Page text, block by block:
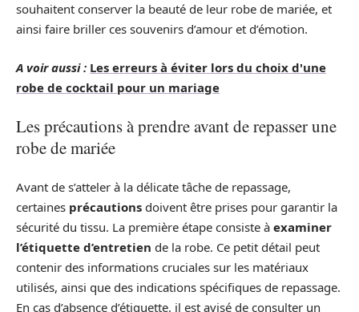
souhaitent conserver la beauté de leur robe de mariée, et
ainsi faire briller ces souvenirs d’amour et d’émotion.
A voir aussi : Les erreurs à éviter lors du choix d'une
robe de cocktail pour un mariage
Les précautions à prendre avant de repasser une
robe de mariée
Avant de s’atteler à la délicate tâche de repassage,
certaines précautions doivent être prises pour garantir la
sécurité du tissu. La première étape consiste à examiner
l’étiquette d’entretien de la robe. Ce petit détail peut
contenir des informations cruciales sur les matériaux
utilisés, ainsi que des indications spécifiques de repassage.
En cas d’absence d’étiquette, il est avisé de consulter un